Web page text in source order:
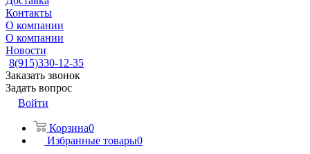
Контакты
О компании
О компании
Новости
8(915)330-12-35
Заказать звонок
Задать вопрос
Войти
Корзина0
Избранные товары0